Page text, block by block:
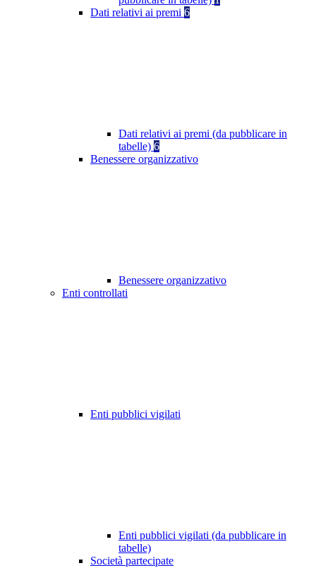
Dati relativi ai premi 6
Dati relativi ai premi (da pubblicare in
tabelle) 6
Benessere organizzativo
Benessere organizzativo
Enti controllati
Enti pubblici vigilati
Enti pubblici vigilati (da pubblicare in
tabelle)
Società partecipate